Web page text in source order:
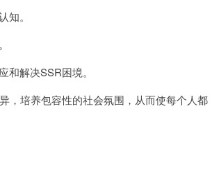
。
解决SSR困境。
培养包容性的社会氛围，从而使每个人都